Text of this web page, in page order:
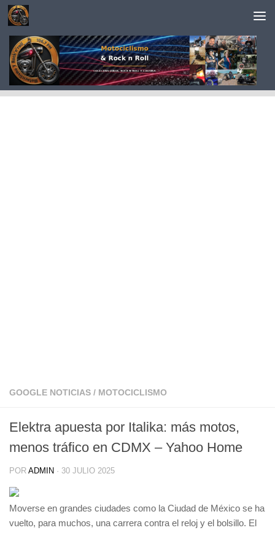
Saltar al contenido
GOOGLE NOTICIAS / MOTOCICLISMO
Elektra apuesta por Italika: más motos,
menos tráfico en CDMX – Yahoo Home
POR ADMIN · 30 JULIO 2025
Moverse en grandes ciudades como la Ciudad de México se ha
vuelto, para muchos, una carrera contra el reloj y el bolsillo. El